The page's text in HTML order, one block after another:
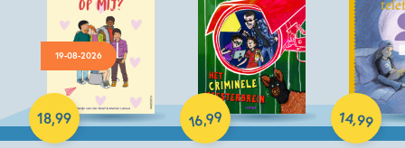
19-08-2026
18,99
Hardcover 16,99
Hardcover 14,99
Hardcover